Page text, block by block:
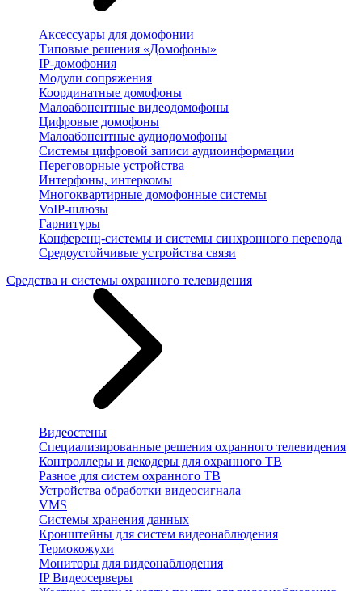
Аксессуары для домофонии
Типовые решения «Домофоны»
IP-домофония
Модули сопряжения
Координатные домофоны
Малоабонентные видеодомофоны
Цифровые домофоны
Малоабонентные аудиодомофоны
Системы цифровой записи аудиоинформации
Переговорные устройства
Интерфоны, интеркомы
Многоквартирные домофонные системы
VoIP-шлюзы
Гарнитуры
Конференц-системы и системы синхронного перевода
Средоустойчивые устройства связи
Средства и системы охранного телевидения
Видеостены
Специализированные решения охранного телевидения
Контроллеры и декодеры для охранного ТВ
Разное для систем охранного ТВ
Устройства обработки видеосигнала
VMS
Системы хранения данных
Кронштейны для систем видеонаблюдения
Термокожухи
Мониторы для видеонаблюдения
IP Видеосерверы